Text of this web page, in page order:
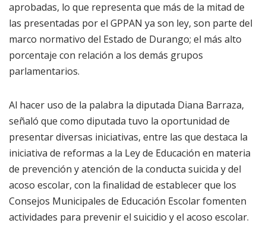
aprobadas, lo que representa que más de la mitad de
las presentadas por el GPPAN ya son ley, son parte del
marco normativo del Estado de Durango; el más alto
porcentaje con relación a los demás grupos
parlamentarios.
Al hacer uso de la palabra la diputada Diana Barraza,
señaló que como diputada tuvo la oportunidad de
presentar diversas iniciativas, entre las que destaca la
iniciativa de reformas a la Ley de Educación en materia
de prevención y atención de la conducta suicida y del
acoso escolar, con la finalidad de establecer que los
Consejos Municipales de Educación Escolar fomenten
actividades para prevenir el suicidio y el acoso escolar.